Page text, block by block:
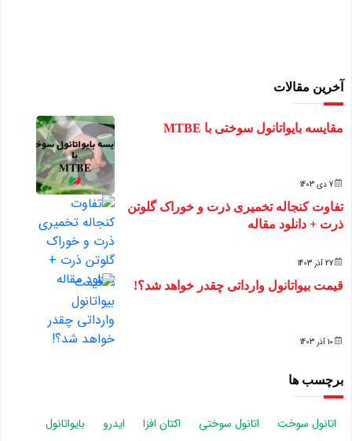
آخرین مقالات
مقایسه بایواتانول سوختی با MTBE
7 دی 1403
تفاوت کنجاله تخمیری ذرت و خوراک گلوتن
ذرت + دانلود مقاله
27 آذر 1403
قیمت بیواتانول وارداتی چقدر خواهد شد؟!
10 آذر 1403
برچسب ها
اتانول سوخت اتانول سوختی اکتان افزا ایدرو
بایواتانول